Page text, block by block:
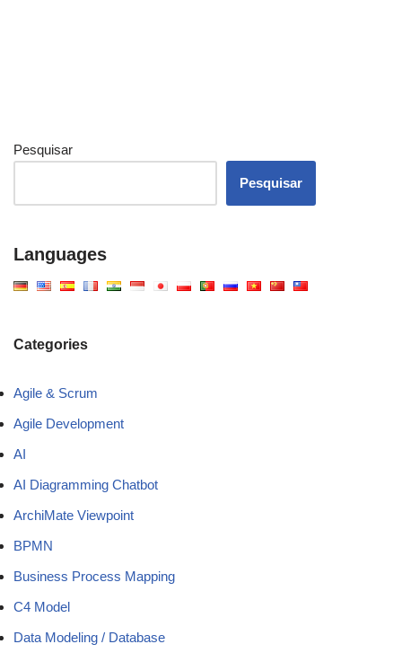
Pesquisar
Pesquisar
Languages
Categories
Agile & Scrum
Agile Development
AI
AI Diagramming Chatbot
ArchiMate Viewpoint
BPMN
Business Process Mapping
C4 Model
Data Modeling / Database